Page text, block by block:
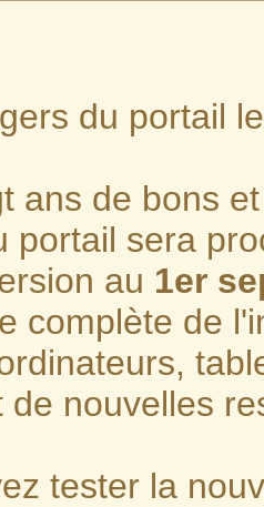
du portail
ans de bons
portail sera
au 1er
complète de
de nouvelles
tester la